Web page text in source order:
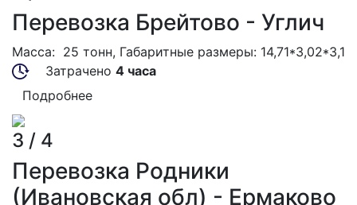
Перевозка Брейтово - Углич
Масса: 25 тонн, Габаритные размеры: 14,71*3,02*3,1
Затрачено 4 часа
Подробнее
3 / 4
Перевозка Родники
(Ивановская обл) - Ермаково